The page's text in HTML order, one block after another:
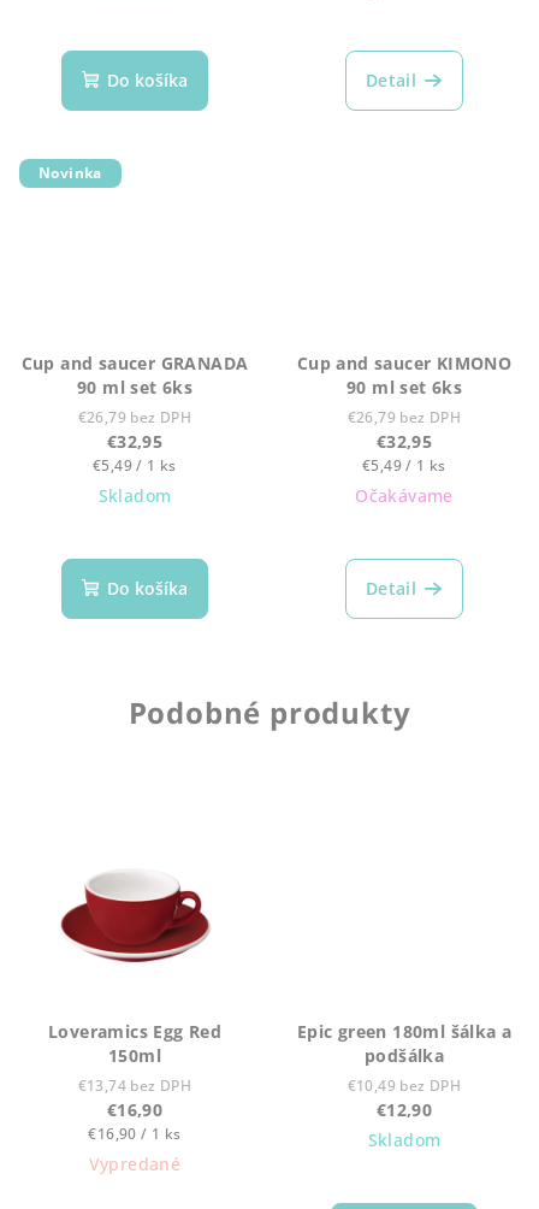
Do košíka Detail
Novinka
Cup and saucer GRANADA
90 ml set 6ks
€26,79 bez DPH
€32,95
Jednotková
cena:
€5,49 / 1 ks
Skladom
Do košíka
Cup and saucer KIMONO
90 ml set 6ks
€26,79 bez DPH
€32,95
Jednotková
cena:
€5,49 / 1 ks
Očakávame
Detail
Podobné produkty
Loveramics Egg Red
150ml
€13,74 bez DPH
€16,90
Jednotková
cena:
€16,90 / 1 ks
Vypredané
Epic green 180ml šálka a
podšálka
€10,49 bez DPH
€12,90
Skladom